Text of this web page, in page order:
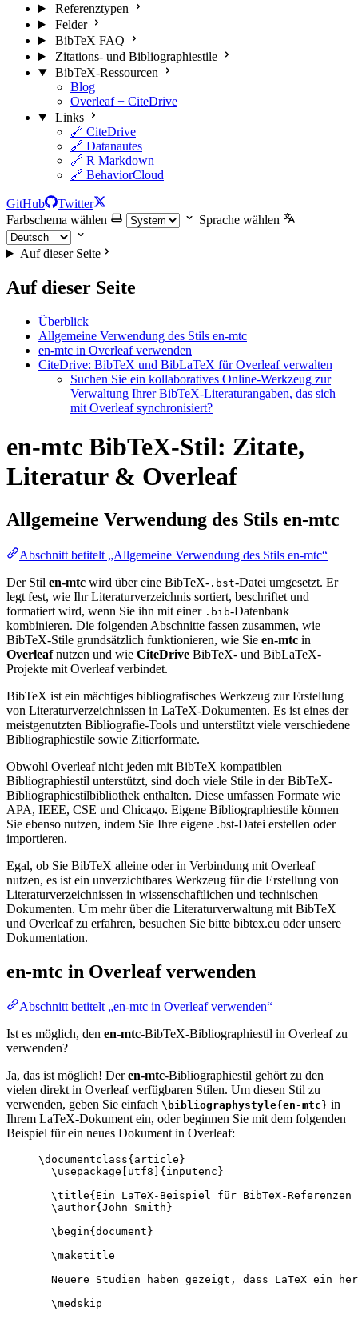
Referenztypen
Felder
BibTeX FAQ
Zitations- und Bibliographiestile
BibTeX-Ressourcen
Blog
Overleaf + CiteDrive
Links
🔗 CiteDrive
🔗 Datanautes
🔗 R Markdown
🔗 BehaviorCloud
GitHub
Twitter
Farbschema wählen
Sprache wählen
Auf dieser Seite
Auf dieser Seite
Überblick
Allgemeine Verwendung des Stils en-mtc
en-mtc in Overleaf verwenden
CiteDrive: BibTeX und BibLaTeX für Overleaf verwalten
Suchen Sie ein kollaboratives Online-Werkzeug zur
Verwaltung Ihrer BibTeX-Literaturangaben, das sich
mit Overleaf synchronisiert?
en-mtc BibTeX-Stil: Zitate,
Literatur & Overleaf
Allgemeine Verwendung des Stils en-mtc
Abschnitt betitelt „Allgemeine Verwendung des Stils en-mtc“
Der Stil en-mtc wird über eine BibTeX- .bst-Datei umgesetzt. Er
legt fest, wie Ihr Literaturverzeichnis sortiert, beschriftet und
formatiert wird, wenn Sie ihn mit einer .bib-Datenbank
kombinieren. Die folgenden Abschnitte fassen zusammen, wie
BibTeX-Stile grundsätzlich funktionieren, wie Sie en-mtc in
Overleafnutzen und wie CiteDrive BibTeX- und BibLaTeX-
Projekte mit Overleaf verbindet.
BibTeX ist ein mächtiges bibliografisches Werkzeug zur Erstellung
von Literaturverzeichnissen in LaTeX-Dokumenten. Es ist eines der
meistgenutzten Bibliografie-Tools und unterstützt viele verschiedene
Bibliographiestile sowie Zitierformate.
Obwohl Overleaf nicht jeden mit BibTeX kompatiblen
Bibliographiestil unterstützt, sind doch viele Stile in der BibTeX-
Bibliographiestilbibliothek enthalten. Diese umfassen Formate wie
APA, IEEE, CSE und Chicago. Eigene Bibliographiestile können
Sie ebenso nutzen, indem Sie Ihre eigene .bst-Datei erstellen oder
importieren.
Egal, ob Sie BibTeX alleine oder in Verbindung mit Overleaf
nutzen, es ist ein unverzichtbares Werkzeug für die Erstellung von
Literaturverzeichnissen in wissenschaftlichen und technischen
Dokumenten. Um mehr über die Literaturverwaltung mit BibTeX
und Overleaf zu erfahren, besuchen Sie bitte bibtex.eu oder unsere
Dokumentation.
en-mtc in Overleaf verwenden
Abschnitt betitelt „en-mtc in Overleaf verwenden“
Ist es möglich, den en-mtc-BibTeX-Bibliographiestil in Overleaf zu
verwenden?
Ja, das ist möglich! Deren-mtc-Bibliographiestil gehört zu den
vielen direkt in Overleaf verfügbaren Stilen. Um diesen Stil zu
verwenden, geben Sie einfach \bibliographystyle{en-mtc} in
Ihrem LaTeX-Dokument ein, oder beginnen Sie mit dem folgenden
Beispiel für ein neues Dokument in Overleaf:
\documentclass{ article }
\usepackage
utf8 ]{ inputenc }
\title{Ein LaTeX-Beispiel für BibTeX-
\author{John Smith}
\begin{ document }
\maketitle
Neuere Studien haben gezeigt, dass LaTeX ein
\medskip